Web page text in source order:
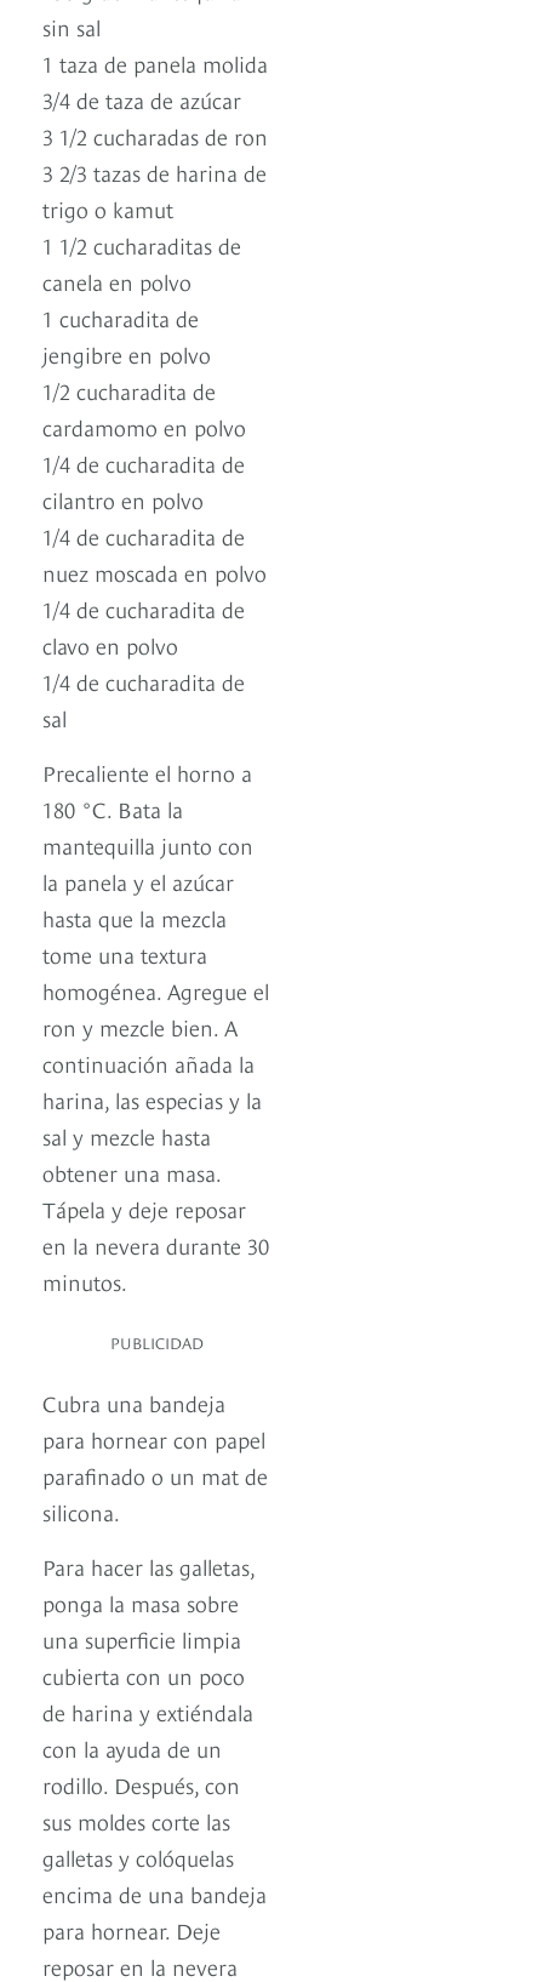
sin sal
1 taza de panela molida
3/4 de taza de azúcar
3 1/2 cucharadas de ron
3 2/3 tazas de harina de
trigo o kamut
1 1/2 cucharaditas de
canela en polvo
1 cucharadita de
jengibre en polvo
1/2 cucharadita de
cardamomo en polvo
1/4 de cucharadita de
cilantro en polvo
1/4 de cucharadita de
nuez moscada en polvo
1/4 de cucharadita de
clavo en polvo
1/4 de cucharadita de
sal
Precaliente el horno a
180 °C. Bata la
mantequilla junto con
la panela y el azúcar
hasta que la mezcla
tome una textura
homogénea. Agregue el
ron y mezcle bien. A
continuación añada la
harina, las especias y la
sal y mezcle hasta
obtener una masa.
Tápela y deje reposar
en la nevera durante 30
minutos.
PUBLICIDAD
Cubra una bandeja
para hornear con papel
parafinado o un mat de
silicona.
Para hacer las galletas,
ponga la masa sobre
una superficie limpia
cubierta con un poco
de harina y extiéndala
con la ayuda de un
rodillo. Después, con
sus moldes corte las
galletas y colóquelas
encima de una bandeja
para hornear. Deje
reposar en la nevera